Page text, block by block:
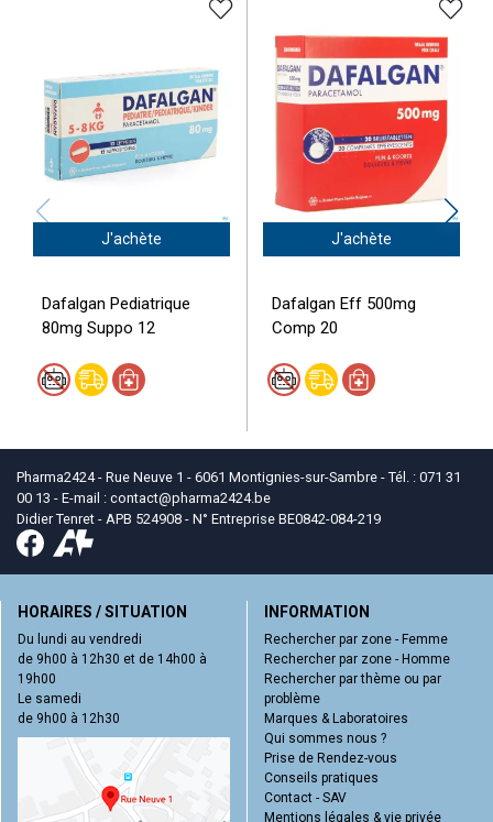
J'achète
Dafalgan Pediatrique
80mg Suppo 12
J'achète
Dafalgan Eff 500mg
Comp 20
Pharma2424 - Rue Neuve 1 - 6061 Montignies-sur-Sambre - Tél. : 071 31
00 13 - E-mail : contact@pharma2424.be
Didier Tenret - APB 524908 - N° Entreprise BE0842-084-219
HORAIRES / SITUATION
Du lundi au vendredi
de 9h00 à 12h30 et de 14h00 à
19h00
Le samedi
de 9h00 à 12h30
INFORMATION
Rechercher par zone - Femme
Rechercher par zone - Homme
Rechercher par thème ou par
problème
Marques & Laboratoires
Qui sommes nous ?
Prise de Rendez-vous
Conseils pratiques
Contact - SAV
Mentions légales & vie privée